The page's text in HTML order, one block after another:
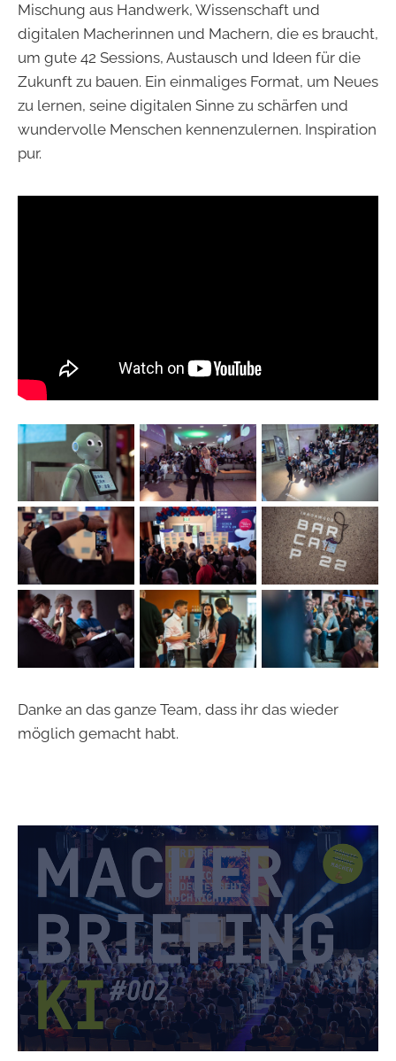
Mischung aus Handwerk, Wissenschaft und
digitalen Macherinnen und Machern, die es braucht,
um gute 42 Sessions, Austausch und Ideen für die
Zukunft zu bauen. Ein einmaliges Format, um Neues
zu lernen, seine digitalen Sinne zu schärfen und
wundervolle Menschen kennenzulernen. Inspiration
pur.
Danke an das ganze Team, dass ihr das wieder
möglich gemacht habt.